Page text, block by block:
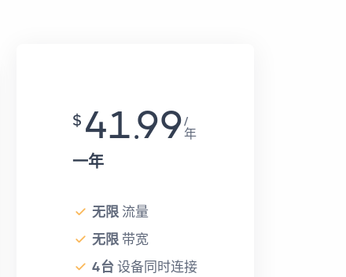
$ 41.99年
一年
无限 流量
无限 带宽
4台设备同时连接